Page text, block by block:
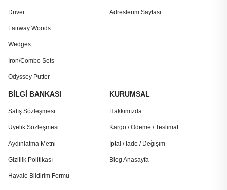
Driver
Fairway Woods
Wedges
Iron/Combo Sets
Odyssey Putter
Adreslerim Sayfası
BİLGİ BANKASI
Satış Sözleşmesi
Üyelik Sözleşmesi
Aydınlatma Metni
Gizlilik Politikası
Havale Bildirim Formu
KURUMSAL
Hakkımızda
Kargo / Ödeme / Teslimat
İptal / İade / Değişim
Blog Anasayfa